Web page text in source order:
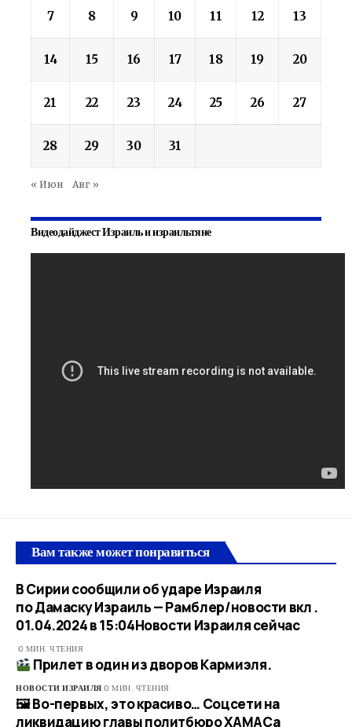
7 8 9 10 11 12 13
14 15 16 17 18 19 20
21 22 23 24 25 26 27
28 29 30 31
« Июн Авг »
Видеодайджест Израиль и израильтяне
Вам также может понравиться
В Сирии сообщили об ударе Израиля
по Дамаску Израиль — Рамблер/новости вкл .
01.04.2024 в 15:04​Новости Израиля сейчас
0 МИН. ЧТЕНИЯ
Прилет в один из дворов Кармиэля.
НОВОСТИ ИЗРАИЛЯ 0 МИН. ЧТЕНИЯ
🖼 Во-первых, это красиво… Соцсети на
ликвидацию главы политбюро ХАМАСа